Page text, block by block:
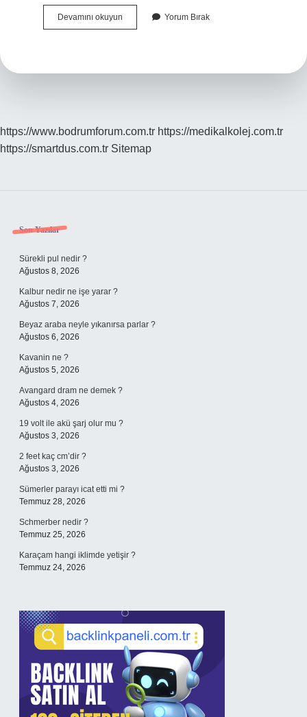
Devamını okuyun Türkiyede
Amiral
Yorum Bırak
https://www.bodrumforum.com.tr https://medikalkolej.com.tr
https://smartdus.com.tr Sitemap
Sidebar
Son Yazılar
Sürekli pul nedir ?
Ağustos 8, 2026
Kalbur nedir ne işe yarar ?
Ağustos 7, 2026
Beyaz araba neyle yıkanırsa parlar ?
Ağustos 6, 2026
Kavanin ne ?
Ağustos 5, 2026
Avangard dram ne demek ?
Ağustos 4, 2026
19 volt ile akü şarj olur mu ?
Ağustos 3, 2026
2 feet kaç cm’dir ?
Ağustos 3, 2026
Sümerler parayı icat etti mi ?
Temmuz 28, 2026
Schmerber nedir ?
Temmuz 25, 2026
Karaçam hangi iklimde yetişir ?
Temmuz 24, 2026